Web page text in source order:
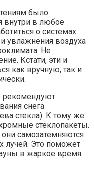
было
внутри в любое
о системах
увлажнения воздуха
Не
Кстати, эти и
как вручную, так и
рекомендуют
снега
стекла). К тому же
стеклопакеты.
самозатемняются
лучей. Это поможет
в жаркое время